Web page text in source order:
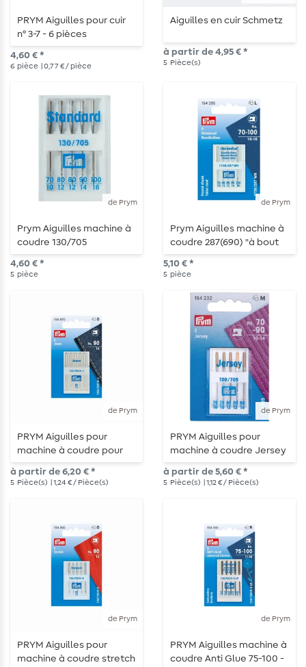
PRYM Aiguilles pour cuir
n° 3-7 - 6 pièces
4,60 € *
6 pièce | 0,77 € / pièce
Aiguilles en cuir Schmetz
à partir de 4,95 € *
5 Pièce(s)
de Prym
Prym Aiguilles machine à
coudre 130/705
"standard" - 70-100 - 5
pièces
4,60 € *
5 pièce
de Prym
Prym Aiguilles machine à
coudre 287(690) "à bout
rond" - 70-100 - 5 pièces
5,10 € *
5 pièce
de Prym
PRYM Aiguilles pour
machine à coudre pour
jeans
à partir de 6,20 € *
5 Pièce(s) | 1,24 € / Pièce(s)
de Prym
PRYM Aiguilles pour
machine à coudre Jersey
à partir de 5,60 € *
5 Pièce(s) | 1,12 € / Pièce(s)
de Prym
PRYM Aiguilles pour
machine à coudre stretch
de Prym
PRYM Aiguilles machine à
coudre Anti Glue 75-100 -